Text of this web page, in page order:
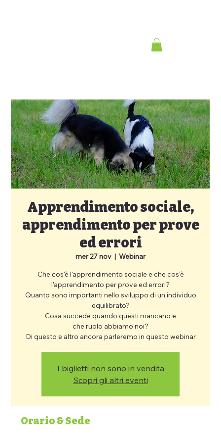
Apprendimento sociale,
apprendimento per prove
ed errori
mer 27 nov
  |
Webinar
Che cos'è l'apprendimento sociale e che cos'è
l'apprendimento per prove ed errori?
Quanto sono importanti nello sviluppo di un individuo
equilibrato?
Cosa succede quando questi mancano e
che ruolo abbiamo noi?
Di questo e altro ancora parleremo in questo webinar
I biglietti non sono in vendita
Scopri gli altri eventi
Orario & Sede